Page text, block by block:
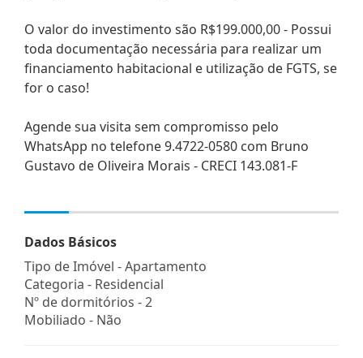
O valor do investimento são R$199.000,00 - Possui
toda documentação necessária para realizar um
financiamento habitacional e utilização de FGTS, se
for o caso!
Agende sua visita sem compromisso pelo
WhatsApp no telefone 9.4722-0580 com Bruno
Gustavo de Oliveira Morais - CRECI 143.081-F
Dados Básicos
Tipo de Imóvel - Apartamento
Categoria - Residencial
Nº de dormitórios - 2
Mobiliado - Não